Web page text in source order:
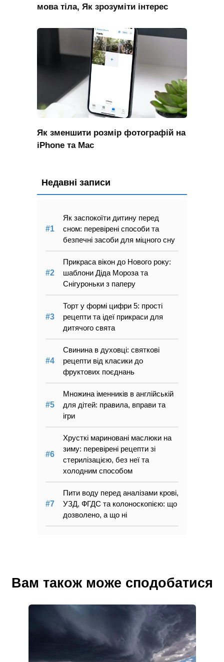
мова тіла, Як зрозуміти інтерес
Як зменшити розмір фотографій на
iPhone та Mac
Недавні записи
Як заспокоїти дитину перед
сном: перевірені способи та
безпечні засоби для міцного сну
Прикраса вікон до Нового року:
шаблони Діда Мороза та
Снігуроньки з паперу
Торт у формі цифри 5: прості
рецепти та ідеї прикраси для
дитячого свята
Свинина в духовці: святкові
рецепти від класики до
фруктових поєднань
Множина іменників в англійській
для дітей: правила, вправи та
ігри
Хрусткі мариновані маслюки на
зиму: перевірені рецепти зі
стерилізацією, без неї та
холодним способом
Пити воду перед аналізами крові,
УЗД, ФГДС та колоноскопією: що
дозволено, а що ні
Вам також може сподобатися